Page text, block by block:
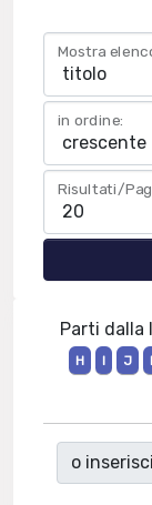
Mostra
in ordine:
Risultati/
Parti dalla
H
I J
o